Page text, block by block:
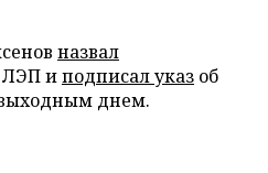
назвал
ЛЭП иподписал указ об
днем.